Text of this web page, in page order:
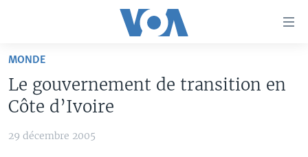
Retour
navigation
AFRIQUE
TV
MONDE
Le gouvernement de transition en
Côte d’Ivoire
29 décembre 2005